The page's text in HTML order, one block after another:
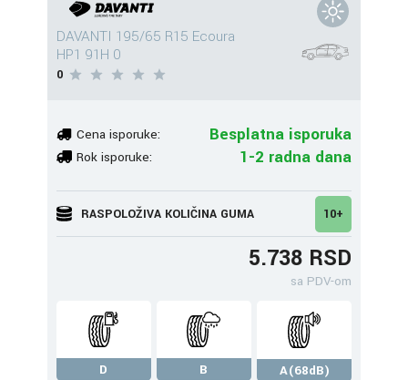
DAVANTI 195/65 R15 Ecoura
HP1 91H 0
0
Cena isporuke: Besplatna isporuka
Rok isporuke: 1-2 radna dana
RASPOLOŽIVA KOLIČINA GUMA 10+
5.738 RSD
sa PDV-om
D B
A(68dB)